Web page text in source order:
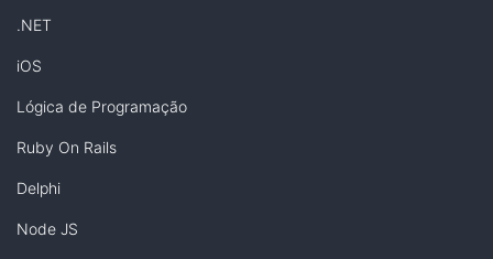
.NET
iOS
Lógica de Programação
Ruby On Rails
Delphi
Node JS